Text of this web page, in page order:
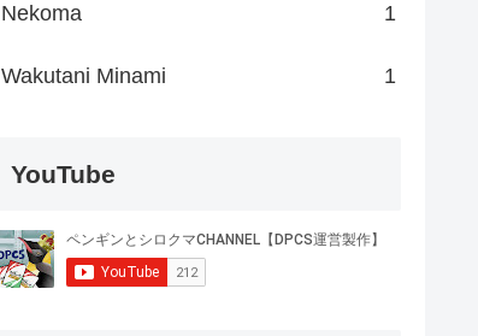
Nekoma 1
Wakutani Minami 1
YouTube